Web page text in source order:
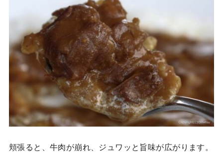
頬張ると、牛肉が崩れ、ジュワッと旨味が広がります。